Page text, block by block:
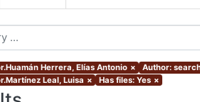
Herrera, Elías Antonio × Author:
Leal, Luisa × Has files: Yes ×